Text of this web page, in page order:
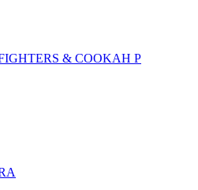
& COOKAH P